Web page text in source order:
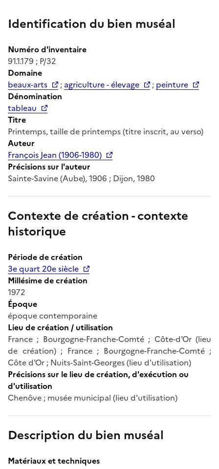
Identification du bien muséal
Numéro d'inventaire
91.1.179 ; P/32
Domaine
beaux-arts
; agriculture - élevage ; peinture
Dénomination
tableau
Titre
Printemps, taille de printemps (titre inscrit, au verso)
Auteur
François Jean (1906-1980)
Précisions sur l'auteur
Sainte-Savine (Aube), 1906 ; Dijon, 1980
Contexte de création - contexte
historique
Période de création
3e quart 20e siècle
Millésime de création
1972
Époque
époque contemporaine
Lieu de création / utilisation
France ; Bourgogne-Franche-Comté ; Côte-d'Or (lieu
de création) ; France ; Bourgogne-Franche-Comté ;
Côte d'Or ; Nuits-Saint-Georges (lieu d'utilisation)
Précisions sur le lieu de création, d'exécution ou
d'utilisation
Chenôve ; musée municipal (lieu d'utilisation)
Description du bien muséal
Matériaux et techniques